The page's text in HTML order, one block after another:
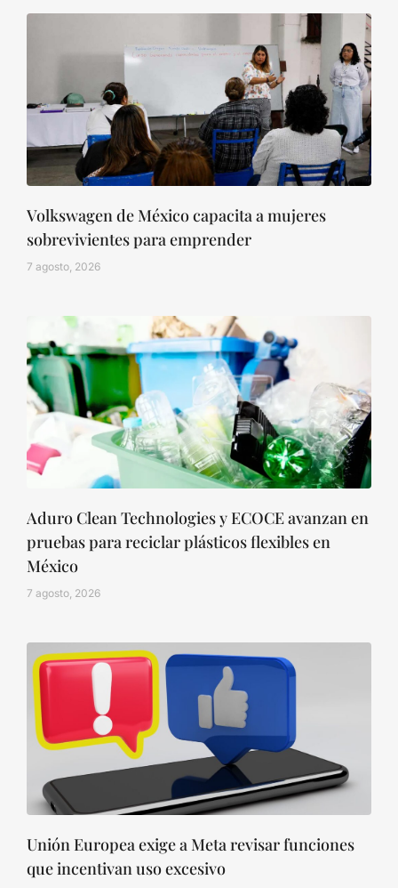
Volkswagen de México capacita a mujeres
sobrevivientes para emprender
7 agosto, 2026
Aduro Clean Technologies y ECOCE avanzan en
pruebas para reciclar plásticos flexibles en
México
7 agosto, 2026
Unión Europea exige a Meta revisar funciones
que incentivan uso excesivo